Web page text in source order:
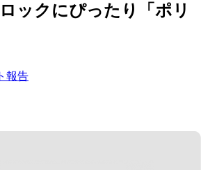
ックにぴったり「ポリ
報告